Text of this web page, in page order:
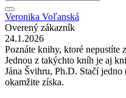
Veronika Voľanská
Overený zákazník
24.1.2026
Poznáte knihy, ktoré nepustíte
Jednou z takýchto kníh je aj
Jána Švihru, Ph.D. Stačí
okamžite získa.